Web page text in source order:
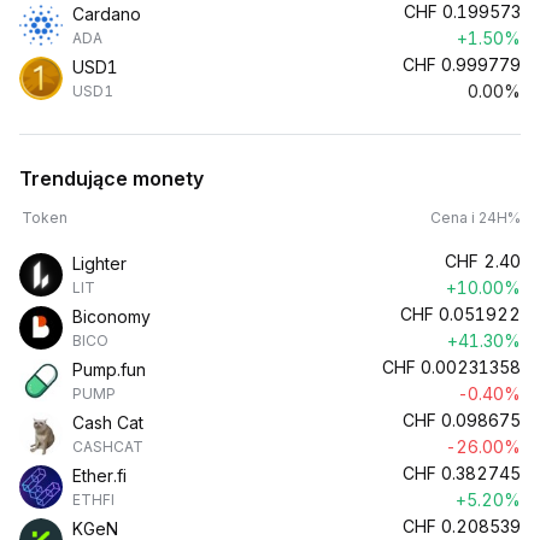
Cardano
ADA
CHF 0.199573
+1.50%
USD1
USD1
CHF 0.999779
0.00%
Trendujące monety
Token Cena i 24H%
Lighter
LIT
CHF 2.40
+10.00%
Biconomy
BICO
CHF 0.051922
+41.30%
Pump.fun
PUMP
CHF 0.00231358
-0.40%
Cash Cat
CASHCAT
CHF 0.098675
-26.00%
Ether.fi
ETHFI
CHF 0.382745
+5.20%
KGeN
CHF 0.208539